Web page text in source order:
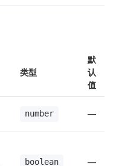
类型
默
认
值
number —
boolean —